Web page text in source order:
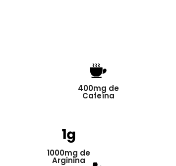
400mg de
Cafeína
1000mg de
Arginina